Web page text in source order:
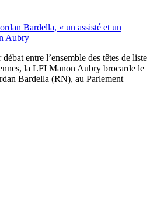
Bardella, « un assisté et un
Aubry
entre l’ensemble des têtes de liste
la LFI Manon Aubry brocarde le
Bardella (RN), au Parlement